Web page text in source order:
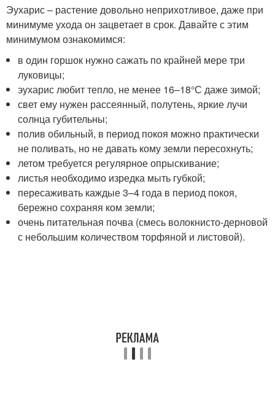
Эухарис – растение довольно неприхотливое, даже при
минимуме ухода он зацветает в срок. Давайте с этим
минимумом ознакомимся:
в один горшок нужно сажать по крайней мере три
луковицы;
эухарис любит тепло, не менее 16–18°С даже зимой;
свет ему нужен рассеянный, полутень, яркие лучи
солнца губительны;
полив обильный, в период покоя можно практически
не поливать, но не давать кому земли пересохнуть;
летом требуется регулярное опрыскивание;
листья необходимо изредка мыть губкой;
пересаживать каждые 3–4 года в период покоя,
бережно сохраняя ком земли;
очень питательная почва (смесь волокнисто-дерновой
с небольшим количеством торфяной и листовой).